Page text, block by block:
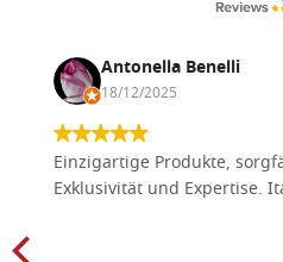
Antonella Benelli
18/12/2025
Einzigartige Produkte,
Exklusivität und Expertise.